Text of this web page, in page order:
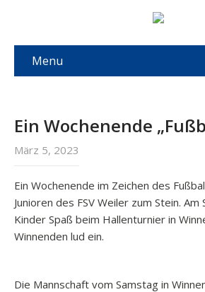
Menu
Ein Wochenende
März 5, 2023
Ein Wochenende im Zeichen des
Junioren des FSV Weiler zum Stein.
Kinder Spaß beim Hallenturnier in
Winnenden lud ein.
Die Mannschaft vom Samstag in